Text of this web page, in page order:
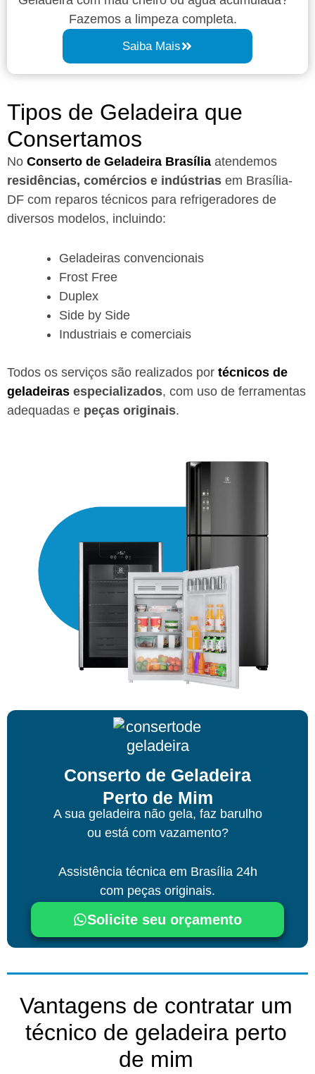
Fazemos a limpeza completa.
Saiba Mais
Tipos de Geladeira que
Consertamos
No Conserto de Geladeira Brasília atendemos
residências, comércios e indústrias em Brasília-
DF com reparos técnicos para refrigeradores de
diversos modelos, incluindo:
Geladeiras convencionais
Frost Free
Duplex
Side by Side
Industriais e comerciais
Todos os serviços são realizados por técnicos de
geladeiras especializados, com uso de ferramentas
adequadas e peças originais.
Conserto de Geladeira
Perto de Mim
A sua geladeira não gela, faz barulho
ou está com vazamento?
Assistência técnica em Brasília24h
com peças originais.
Solicite seu orçamento
Vantagens de contratar um
técnico de geladeira perto
de mim